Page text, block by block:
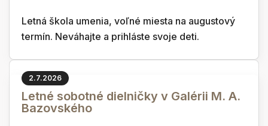
Letná škola umenia, voľné miesta na augustový
termín. Neváhajte a prihláste svoje deti.
2.7.2026
Letné sobotné dielničky v Galérii M. A.
Bazovského